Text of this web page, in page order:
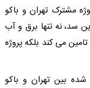
مشترک تهران و باکو
سد، نه تنها برق و آب
را تامین می کند بلکه پروژه
بین تهران و باکو